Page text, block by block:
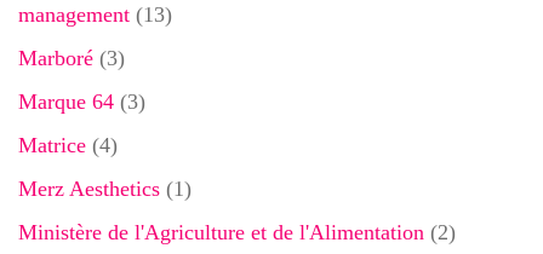
management (13)
Marboré (3)
Marque 64 (3)
Matrice (4)
Merz Aesthetics (1)
Ministère de l'Agriculture et de l'Alimentation (2)